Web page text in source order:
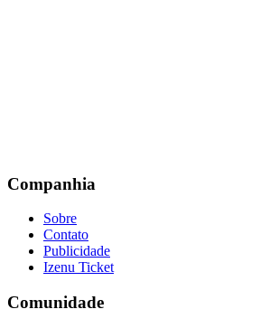
Companhia
Sobre
Contato
Publicidade
Izenu Ticket
Comunidade